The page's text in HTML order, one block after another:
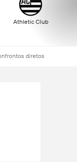
Athletic Club
diretos